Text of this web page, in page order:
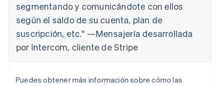
segmentando y comunicándote con ellos
según el saldo de su cuenta, plan de
suscripción, etc." —Mensajería desarrollada
por Intercom, cliente de Stripe
Puedes obtener más información sobre cómo las